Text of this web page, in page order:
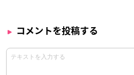
コメントを投稿する